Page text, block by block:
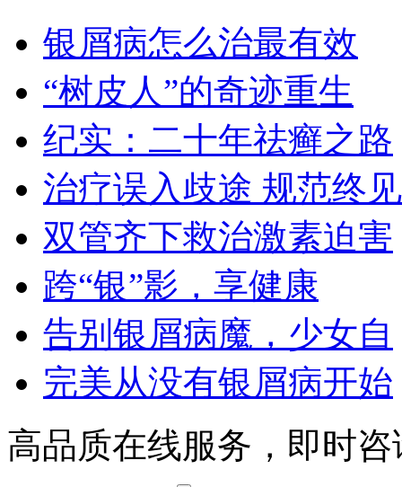
银屑病怎么治最有效
“树皮人”的奇迹重生
纪实：二十年祛癣之路
治疗误入歧途 规范终见
双管齐下救治激素迫害
跨“银”影，享健康
告别银屑病魔，少女自
完美从没有银屑病开始
高品质在线服务，即时咨